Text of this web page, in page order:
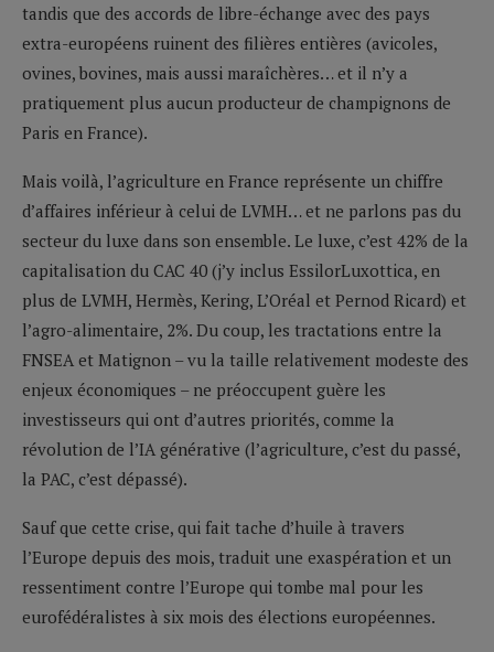
tandis que des accords de libre-échange avec des pays
extra-européens ruinent des filières entières (avicoles,
ovines, bovines, mais aussi maraîchères… et il n’y a
pratiquement plus aucun producteur de champignons de
Paris en France).
Mais voilà, l’agriculture en France représente un chiffre
d’affaires inférieur à celui de LVMH… et ne parlons pas du
secteur du luxe dans son ensemble. Le luxe, c’est 42% de la
capitalisation du CAC 40 (j’y inclus EssilorLuxottica, en
plus de LVMH, Hermès, Kering, L’Oréal et Pernod Ricard) et
l’agro-alimentaire, 2%. Du coup, les tractations entre la
FNSEA et Matignon – vu la taille relativement modeste des
enjeux économiques – ne préoccupent guère les
investisseurs qui ont d’autres priorités, comme la
révolution de l’IA générative (l’agriculture, c’est du passé,
la PAC, c’est dépassé).
Sauf que cette crise, qui fait tache d’huile à travers
l’Europe depuis des mois, traduit une exaspération et un
ressentiment contre l’Europe qui tombe mal pour les
eurofédéralistes à six mois des élections européennes.